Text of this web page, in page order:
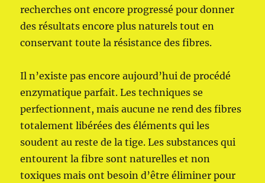
recherches ont encore progressé pour donner
des résultats encore plus naturels tout en
conservant toute la résistance des fibres.
Il n’existe pas encore aujourd’hui de procédé
enzymatique parfait. Les techniques se
perfectionnent, mais aucune ne rend des fibres
totalement libérées des éléments qui les
soudent au reste de la tige. Les substances qui
entourent la fibre sont naturelles et non
toxiques mais ont besoin d’être éliminer pour